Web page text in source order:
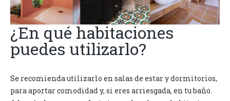
¿En qué habitaciones
puedes utilizarlo?
Se recomienda utilizarlo en salas de estar y dormitorios,
para aportar comodidad y, si eres arriesgada, en tu baño.